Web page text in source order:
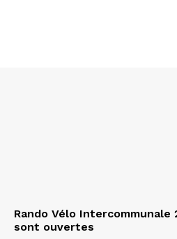
Rando Vélo
sont ouvertes